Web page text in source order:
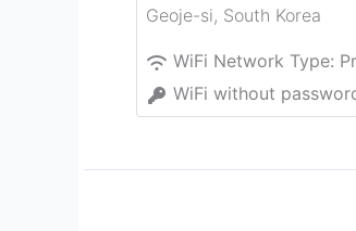
Geoje-si, South Korea
WiFi Network Type:
WiFi without